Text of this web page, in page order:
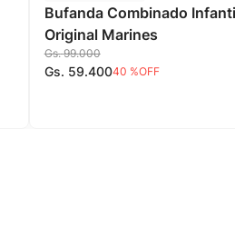
Bufanda Combinado
Original Marines
Gs. 99.000
Gs. 59.40040 %OFF